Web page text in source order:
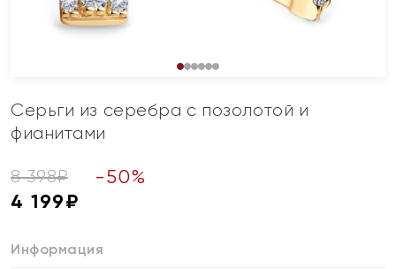
Серьги из серебра с позолотой и
фианитами
8 398₽ -50%
4 199₽
Информация